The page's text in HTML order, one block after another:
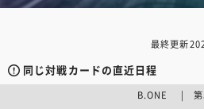
最終更新
同じ対戦カードの直近日程
B.ONE | 第